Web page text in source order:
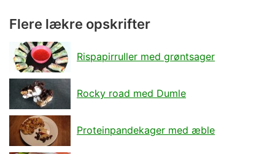
Flere lækre opskrifter
Rispapirruller med grøntsager
Rocky road med Dumle
Proteinpandekager med æble